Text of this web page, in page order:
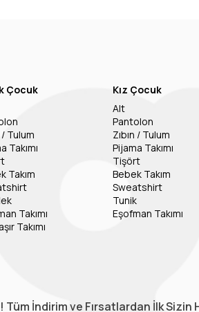
Çocuk
/ Tulum
Takımı
Takım
Takımı
Takımı
Kız Çocuk
Alt
Pantolon
Zıbın / Tulum
Pijama Takımı
Tişört
Bebek Takım
Sweatshirt
Tunik
Eşofman Takımı
İndirim ve Fırsatlardan İlk Sizin